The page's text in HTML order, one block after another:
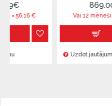
869.00€
Vai 12 mēneši =72.41€
Uzdot jautājumu